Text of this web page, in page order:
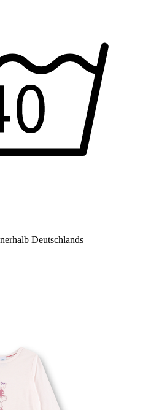
Deutschlands